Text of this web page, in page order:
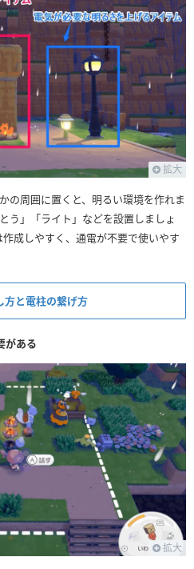
拡大
の周囲に置くと、明るい環境を作れま
う」「ライト」などを設置しましょ
作成しやすく、通電が不要で使いやす
と電柱の繋げ方
がある
拡大